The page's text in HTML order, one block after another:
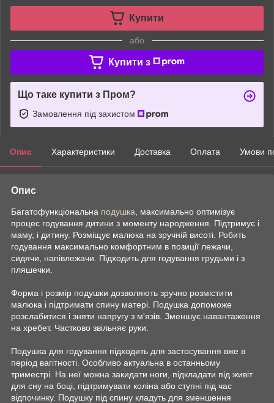
Купити
або
Купити з
Що таке купити з Пром?
Замовлення під захистом
Опис Характеристики Доставка Оплата Умови
Опис
Багатофункціональна подушка , максимально оптимізує
процес годування дитини з моменту народження. Підтримує і
маму, і дитину. Розміщує малюка на зручній висоті. Робить
годування максимально комфортним в позиції лежачи,
сидячи, напівлежачи. Підходить для годування грудьми і з
пляшечки.
Форма і розмір подушки дозволяють зручно розмістити
малюка і підтримати спину матері. Подушка допоможе
розслабитися і зняти напругу з м'язів. Зменшує навантаження
на хребет. Частково звільняє руки.
Подушка для годування підходить для застосування вже в
період вагітності. Особливо актуальна в останньому
триместрі. На неї можна закидати ноги, підкладати під живіт
для сну на боці, підтримувати коліна або ступні під час
відпочинку. Подушку під спину кладуть для зменшення